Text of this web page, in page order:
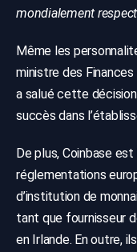
mondialement
Même les
ministre des
a salué cette
succès dans
De plus, Coinbase
réglementations
d’institution de
tant que fournisseur
en Irlande. En outre,